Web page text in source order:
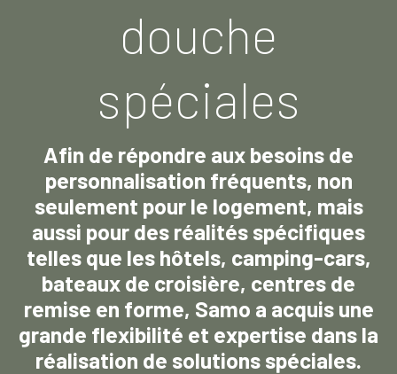
douche
spéciales
Afin de répondre aux besoins de
personnalisation fréquents, non
seulement pour le logement, mais
aussi pour des réalités spécifiques
telles que les hôtels, camping-cars,
bateaux de croisière, centres de
remise en forme, Samo a acquis une
grande flexibilité et expertise dans la
réalisation de solutions spéciales.